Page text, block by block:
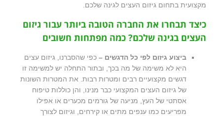
מקצועית בתחום גיזום העצים לגינה שלכם.
כיצד תבחרו את החברה הטובה ביותר עבור גיזום
העצים בגינה שלכם? כמה מפתחות חשובים
ביצוע גיזום לפי כל הדגשים – כפי שהסברנו, גיזום עצים
היא לא משימה של מה בכך, ובתור התחלה יש למשימה זו
דגשים מקצועיים רבים ומטרות רבות. את המטרות השונות
של גיזום העצים המקצועי כבר מנינו, והן כוללות טיפוח
אסתטי של העץ, מניעה של גורמים מכערים או אפילו
מפריעים כמו ענפים מתים או קירחים, וגיזום לצורך